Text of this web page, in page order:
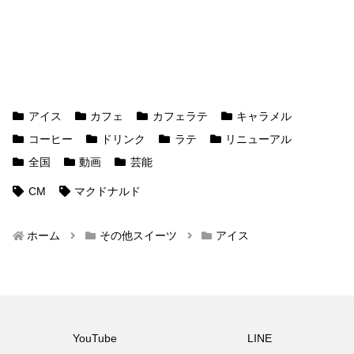
アイス カフェ カフェラテ
キャラメル
コーヒー
ドリンク ラテ
リニューアル
全国
動画 芸能
CM マクドナルド
ホーム その他スイーツ アイス
YouTube
LINE